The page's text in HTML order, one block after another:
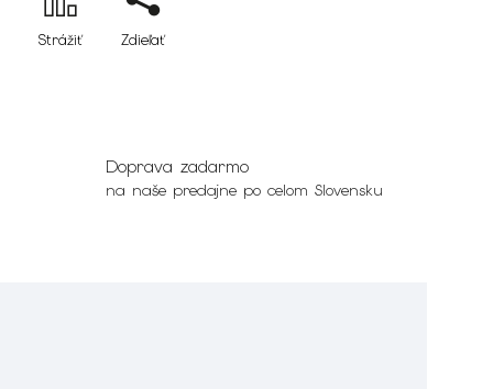
Strážiť Zdieľať
Doprava zadarmo
na naše predajne po celom Slovensku